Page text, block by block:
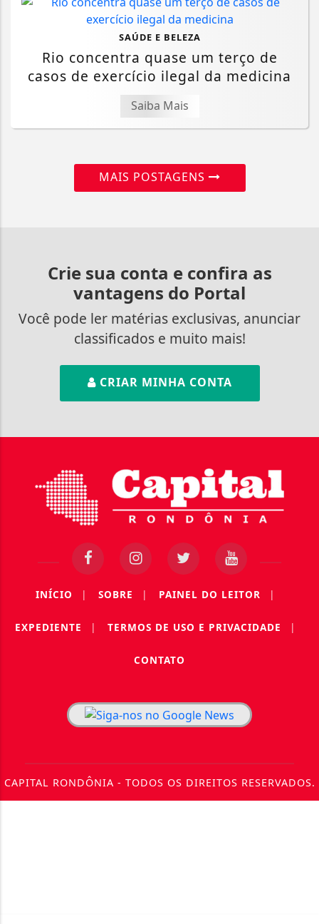
SAÚDE E BELEZA
Rio concentra quase um terço de
casos de exercício ilegal da medicina
Saiba Mais
MAIS POSTAGENS
Crie sua conta e confira as
vantagens do Portal
Você pode ler matérias exclusivas, anunciar
classificados e muito mais!
CRIAR MINHA CONTA
INÍCIO | SOBRE | PAINEL DO LEITOR |
EXPEDIENTE | TERMOS DE USO E PRIVACIDADE |
CONTATO
CAPITAL RONDÔNIA - TODOS OS DIREITOS RESERVADOS.